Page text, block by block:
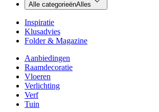
Alle categorieënAlles
Inspiratie
Klusadvies
Folder & Magazine
Aanbiedingen
Raamdecoratie
Vloeren
Verlichting
Verf
Tuin